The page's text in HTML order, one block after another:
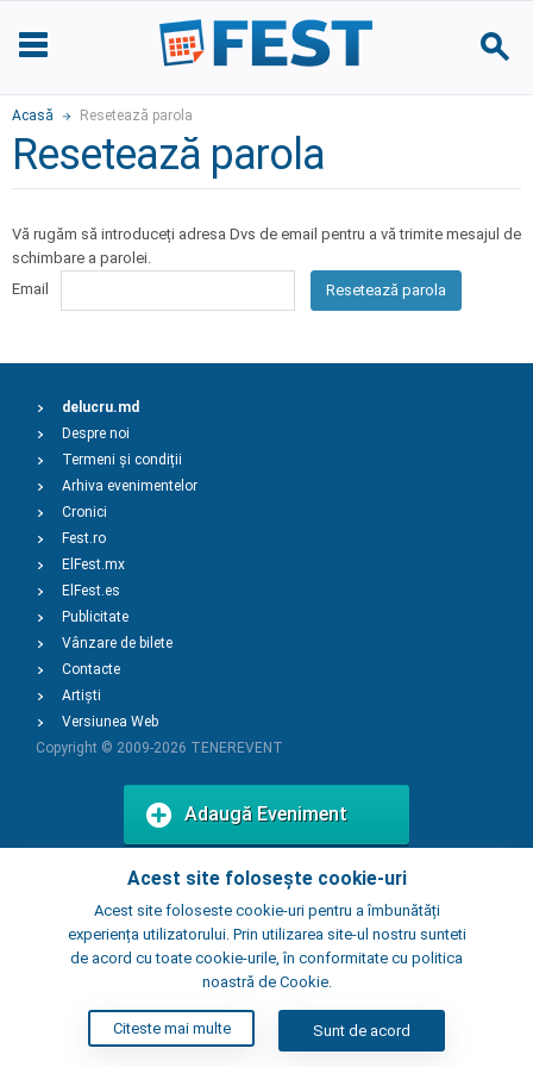
Acasă Resetează parola
Resetează parola
Vă rugăm să introduceți adresa Dvs de email pentru a vă trimite mesajul de
schimbare a parolei.
Email
Resetează parola
Acest site folosește cookie-uri
Acest site foloseste cookie-uri pentru a îmbunătăți
experiența utilizatorului. Prin utilizarea site-ul nostru sunteti
de acord cu toate cookie-urile, în conformitate cu politica
noastră de Cookie.
Citeste mai multe Sunt de acord
delucru.md
Despre noi
Termeni și condiții
Arhiva evenimentelor
Cronici
Fest.ro
ElFest.mx
ElFest.es
Publicitate
Vânzare de bilete
Contacte
Artiști
Versiunea Web
Copyright © 2009-2026 TENEREVENT
Adaugă Eveniment
Adaugă Local